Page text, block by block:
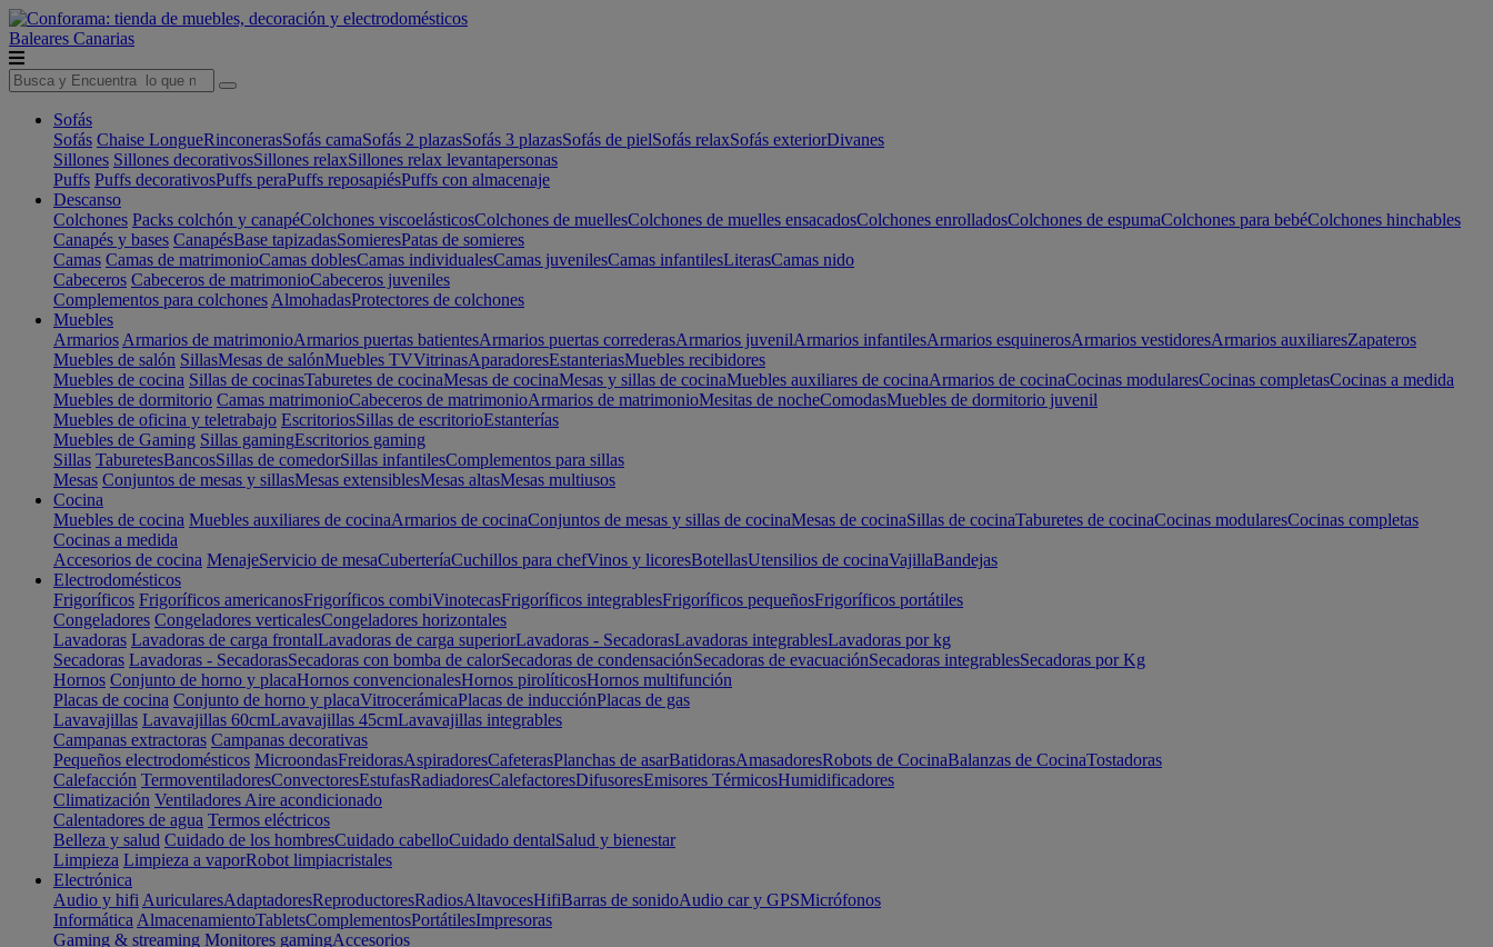
Baleares Canarias
Sofás
Sofás Chaise LongueRinconerasSofás camaSofás 2 plazasSofás 3 plazasSofás de pielSofás relaxSofás exteriorDivanes
Sillones Sillones decorativosSillones relaxSillones relax levantapersonas
Puffs Puffs decorativosPuffs peraPuffs reposapiésPuffs con almacenaje
Descanso
Colchones Packs colchón y canapéColchones viscoelásticosColchones de muellesColchones de muelles ensacadosColchones enrolladosColchones de espumaColchones para bebéColchones hinchables
Canapés y bases CanapésBase tapizadasSomieresPatas de somieres
Camas Camas de matrimonioCamas doblesCamas individualesCamas juvenilesCamas infantilesLiterasCamas nido
Cabeceros Cabeceros de matrimonioCabeceros juveniles
Complementos para colchones AlmohadasProtectores de colchones
Muebles
Armarios Armarios de matrimonioArmarios puertas batientesArmarios puertas correderasArmarios juvenilArmarios infantilesArmarios esquinerosArmarios vestidoresArmarios auxiliaresZapateros
Muebles de salón SillasMesas de salónMuebles TVVitrinasAparadoresEstanteriasMuebles recibidores
Muebles de cocina Sillas de cocinasTaburetes de cocinaMesas de cocinaMesas y sillas de cocinaMuebles auxiliares de cocinaArmarios de cocinaCocinas modularesCocinas completasCocinas a medida
Muebles de dormitorio Camas matrimonioCabeceros de matrimonioArmarios de matrimonioMesitas de nocheComodasMuebles de dormitorio juvenil
Muebles de oficina y teletrabajo EscritoriosSillas de escritorioEstanterías
Muebles de Gaming Sillas gamingEscritorios gaming
Sillas TaburetesBancosSillas de comedorSillas infantilesComplementos para sillas
Mesas Conjuntos de mesas y sillasMesas extensiblesMesas altasMesas multiusos
Cocina
Muebles de cocina Muebles auxiliares de cocinaArmarios de cocinaConjuntos de mesas y sillas de cocinaMesas de cocinaSillas de cocinaTaburetes de cocinaCocinas modularesCocinas completas
Cocinas a medida
Accesorios de cocina MenajeServicio de mesaCuberteríaCuchillos para chefVinos y licoresBotellasUtensilios de cocinaVajillaBandejas
Electrodomésticos
Frigoríficos Frigoríficos americanosFrigoríficos combiVinotecasFrigoríficos integrablesFrigoríficos pequeñosFrigoríficos portátiles
Congeladores Congeladores verticalesCongeladores horizontales
Lavadoras Lavadoras de carga frontalLavadoras de carga superiorLavadoras - SecadorasLavadoras integrablesLavadoras por kg
Secadoras Lavadoras - SecadorasSecadoras con bomba de calorSecadoras de condensaciónSecadoras de evacuaciónSecadoras integrablesSecadoras por Kg
Hornos Conjunto de horno y placaHornos convencionalesHornos pirolíticosHornos multifunción
Placas de cocina Conjunto de horno y placaVitrocerámicaPlacas de inducciónPlacas de gas
Lavavajillas Lavavajillas 60cmLavavajillas 45cmLavavajillas integrables
Campanas extractoras Campanas decorativas
Pequeños electrodomésticos MicroondasFreidorasAspiradoresCafeterasPlanchas de asarBatidorasAmasadoresRobots de CocinaBalanzas de CocinaTostadoras
Calefacción TermoventiladoresConvectoresEstufasRadiadoresCalefactoresDifusoresEmisores TérmicosHumidificadores
Climatización Ventiladores Aire acondicionado
Calentadores de agua Termos eléctricos
Belleza y salud Cuidado de los hombresCuidado cabelloCuidado dentalSalud y bienestar
Limpieza Limpieza a vaporRobot limpiacristales
Electrónica
Audio y hifi AuricularesAdaptadoresReproductoresRadiosAltavocesHifiBarras de sonidoAudio car y GPSMicrófonos
Informática AlmacenamientoTabletsComplementosPortátilesImpresoras
Gaming & streaming Monitores gamingAccesorios